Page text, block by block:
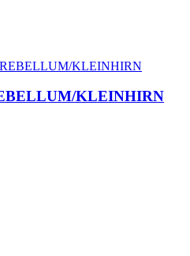
KLEINHIRN